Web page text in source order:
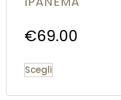
€69.00
Scegli